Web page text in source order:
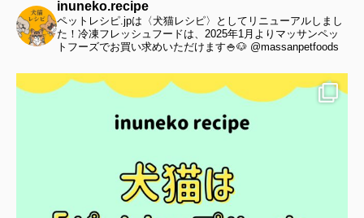
inuneko.recipe
ペットレシピ.jpは〈犬猫レシピ〉としてリニューアルしまし
た！冷凍フレッシュフードは、2025年1月よりマッサンペッ
トフーズでお買い求めいただけます🍚🐶 @massanpetfoods